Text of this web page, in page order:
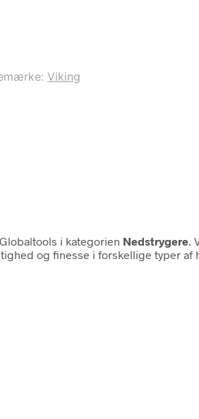
Viking
i kategorien Nedstrygere
og finesse i forskellige typer